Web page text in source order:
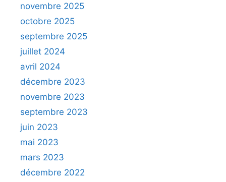
novembre 2025
octobre 2025
septembre 2025
juillet 2024
avril 2024
décembre 2023
novembre 2023
septembre 2023
juin 2023
mai 2023
mars 2023
décembre 2022